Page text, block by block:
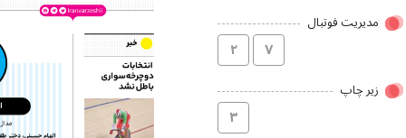
مدیریت فوتبال
۲ ۷
زیر چاپ
۳